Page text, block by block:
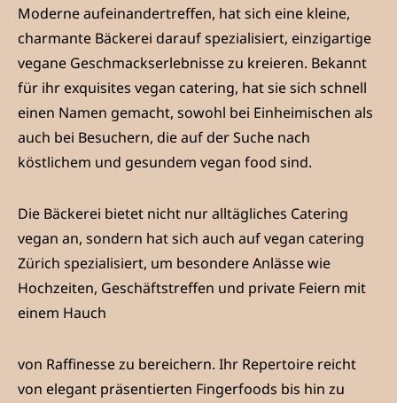
Moderne aufeinandertreffen, hat sich eine kleine,
charmante Bäckerei darauf spezialisiert, einzigartige
vegane Geschmackserlebnisse zu kreieren. Bekannt
für ihr exquisites vegan catering, hat sie sich schnell
einen Namen gemacht, sowohl bei Einheimischen als
auch bei Besuchern, die auf der Suche nach
köstlichem und gesundem vegan food sind.
Die Bäckerei bietet nicht nur alltägliches Catering
vegan an, sondern hat sich auch auf vegan catering
Zürich spezialisiert, um besondere Anlässe wie
Hochzeiten, Geschäftstreffen und private Feiern mit
einem Hauch
von Raffinesse zu bereichern. Ihr Repertoire reicht
von elegant präsentierten Fingerfoods bis hin zu